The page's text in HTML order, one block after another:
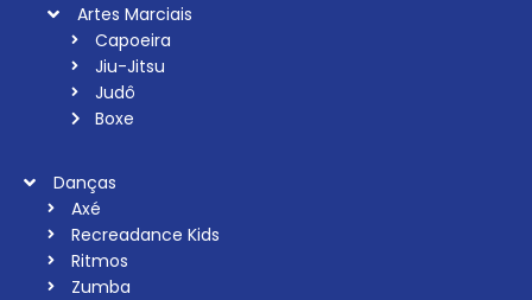
Artes Marciais
Capoeira
Jiu-Jitsu
Judô
Boxe
Danças
Axé
Recreadance Kids
Ritmos
Zumba